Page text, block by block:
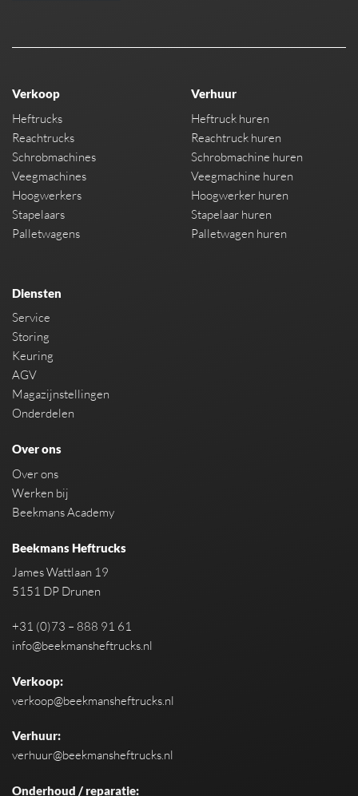
Verkoop
Heftrucks
Reachtrucks
Schrobmachines
Veegmachines
Hoogwerkers
Stapelaars
Palletwagens
Verhuur
Heftruck huren
Reachtruck huren
Schrobmachine huren
Veegmachine huren
Hoogwerker huren
Stapelaar huren
Palletwagen huren
Diensten
Service
Storing
Keuring
AGV
Magazijnstellingen
Onderdelen
Over ons
Over ons
Werken bij
Beekmans Academy
Beekmans Heftrucks
James Wattlaan 19
5151 DP Drunen
+31 (0)73 – 888 91 61
info@beekmansheftrucks.nl
Verkoop:
verkoop@beekmansheftrucks.nl
Verhuur:
verhuur@beekmansheftrucks.nl
Onderhoud / reparatie: